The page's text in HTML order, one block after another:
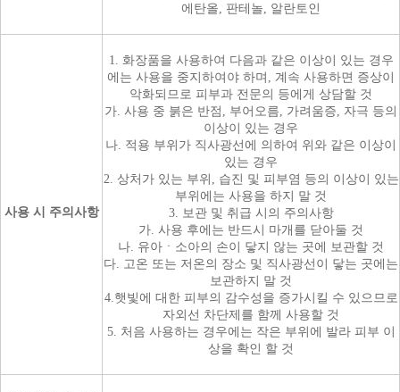
에탄올, 판테놀, 알란토인
사용 시 주의사항
1. 화장품을 사용하여 다음과 같은 이상이 있는 경우
에는 사용을 중지하여야 하며, 계속 사용하면 증상이
악화되므로 피부과 전문의 등에게 상담할 것
가. 사용 중 붉은 반점, 부어오름, 가려움증, 자극 등의
이상이 있는 경우
나. 적용 부위가 직사광선에 의하여 위와 같은 이상이
있는 경우
2. 상처가 있는 부위, 습진 및 피부염 등의 이상이 있는
부위에는 사용을 하지 말 것
3. 보관 및 취급 시의 주의사항
가. 사용 후에는 반드시 마개를 닫아둘 것
나. 유아ㆍ소아의 손이 닿지 않는 곳에 보관할 것
다. 고온 또는 저온의 장소 및 직사광선이 닿는 곳에는
보관하지 말 것
4.햇빛에 대한 피부의 감수성을 증가시킬 수 있으므로
자외선 차단제를 함께 사용할 것
5. 처음 사용하는 경우에는 작은 부위에 발라 피부 이
상을 확인 할 것